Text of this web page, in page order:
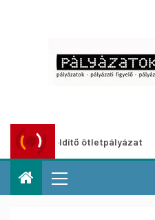
ötletpályázat